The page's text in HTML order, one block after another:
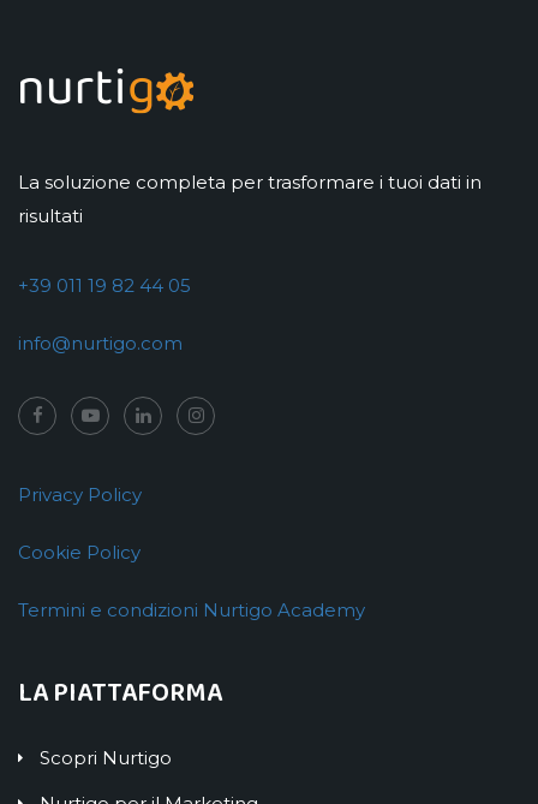
La soluzione completa per trasformare i tuoi dati in
risultati
+39 011 19 82 44 05
info@nurtigo.com
Privacy Policy
Cookie Policy
Termini e condizioni Nurtigo Academy
LA PIATTAFORMA
Scopri Nurtigo